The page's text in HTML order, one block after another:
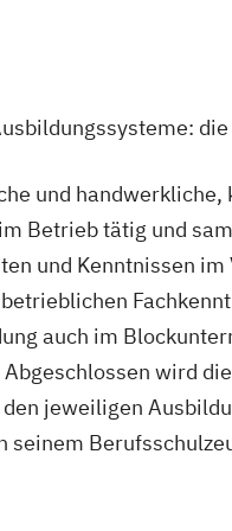
und
Betrieb tätig und
und Kenntnissen
auch im
wird
jeweiligen
seinem